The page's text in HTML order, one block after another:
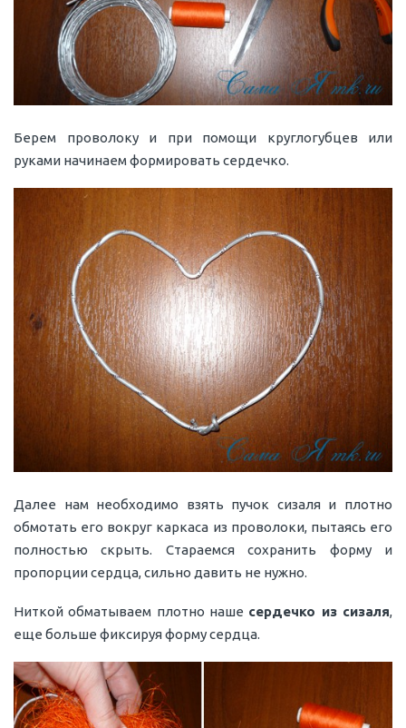
Берем проволоку и при помощи круглогубцев или
руками начинаем формировать сердечко.
Далее нам необходимо взять пучок сизаля и плотно
обмотать его вокруг каркаса из проволоки, пытаясь его
полностью скрыть. Стараемся сохранить форму и
пропорции сердца, сильно давить не нужно.
Ниткой обматываем плотно наше сердечко из сизаля,
еще больше фиксируя форму сердца.